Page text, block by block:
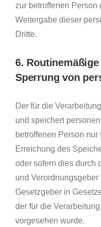
zur betroffenen Person
Weitergabe dieser
Dritte.
6.
Sperrung von
Der für die
und speichert
betroffenen Person
Erreichung des
oder sofern dies durch
und
Gesetzgeber in
der für die
vorgesehen wurde.